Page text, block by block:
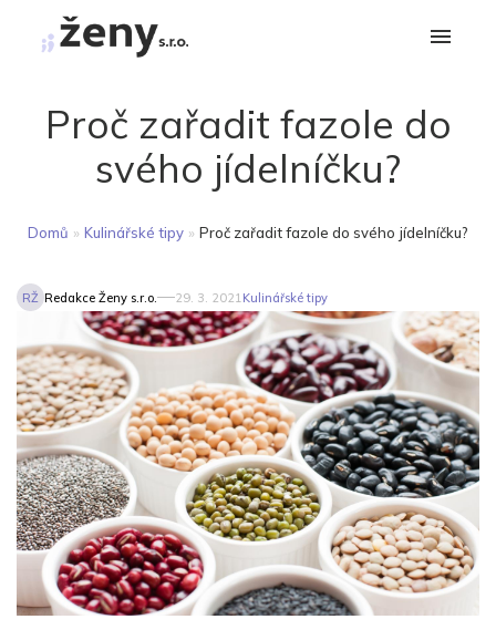
Proč zařadit fazole do
svého jídelníčku?
Domů » Kulinářské tipy » Proč zařadit fazole do svého jídelníčku?
RŽ Redakce Ženy s.r.o. 29. 3. 2021 Kulinářské tipy